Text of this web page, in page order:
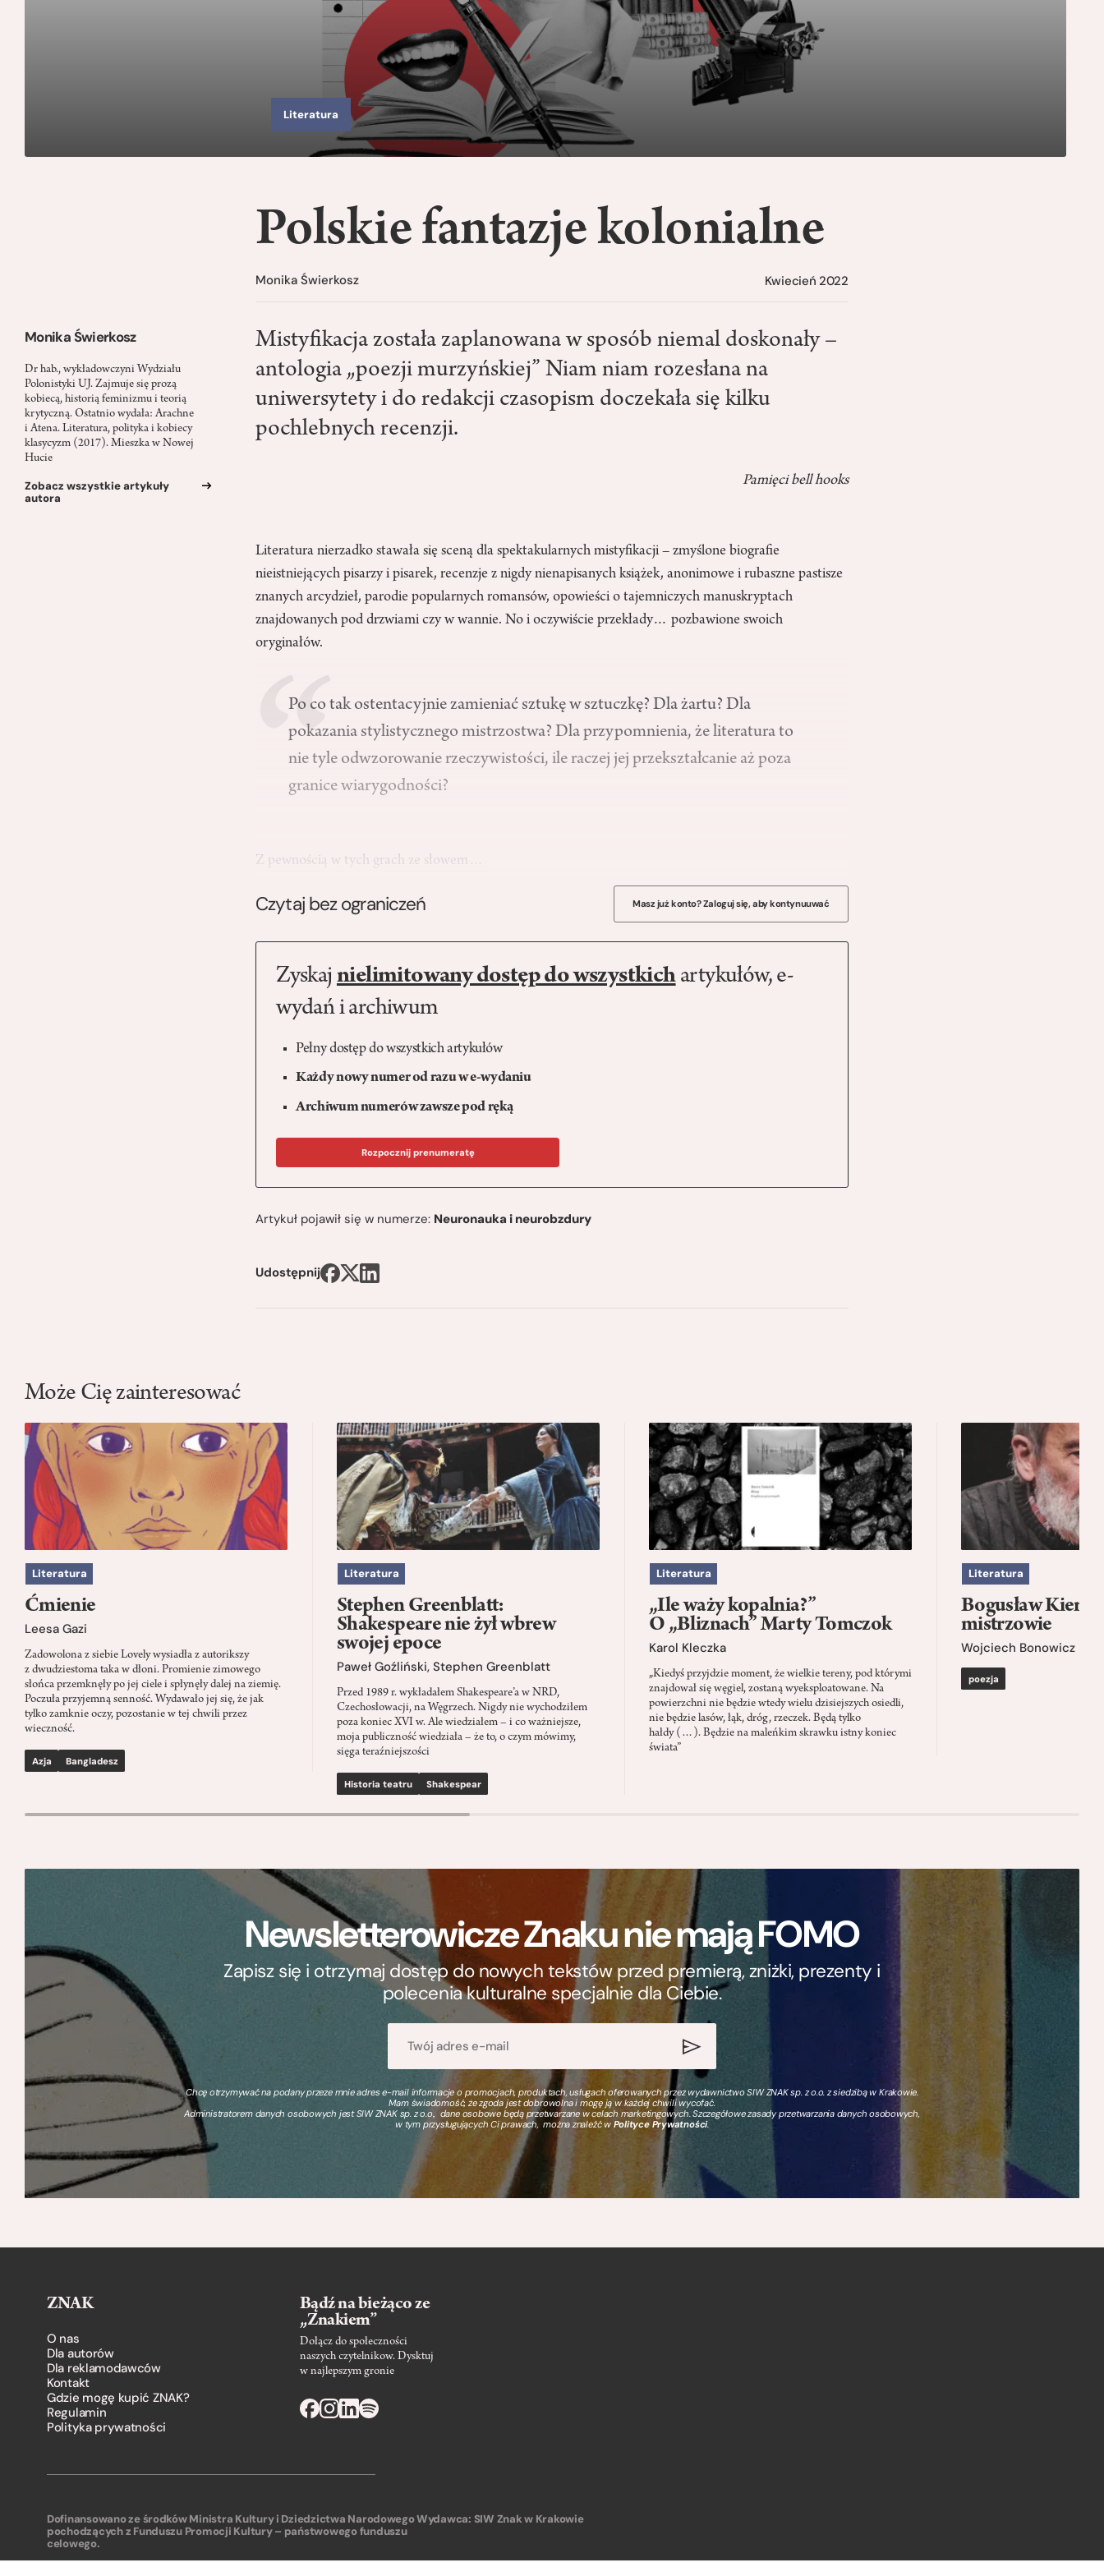
Literatura
Monika Świerkosz
Dr hab., wykładowczyni Wydziału
Polonistyki UJ. Zajmuje się prozą
kobiecą, historią feminizmu i teorią
krytyczną. Ostatnio wydała: Arachne
i Atena. Literatura, polityka i kobiecy
klasycyzm (2017). Mieszka w Nowej
Hucie
Zobacz wszystkie artykuły
autora
Polskie fantazje kolonialne
Monika Świerkosz Kwiecień 2022
Mistyfikacja została zaplanowana w sposób niemal doskonały –
antologia „poezji murzyńskiej” Niam niam rozesłana na
uniwersytety i do redakcji czasopism doczekała się kilku
pochlebnych recenzji.
Pamięci bell hooks
Literatura nierzadko stawała się sceną dla spektakularnych mistyfikacji – zmyślone biografie
nieistniejących pisarzy i pisarek, recenzje z nigdy nienapisanych książek, anonimowe i rubaszne pastisze
znanych arcydzieł, parodie popularnych romansów, opowieści o tajemniczych manuskryptach
znajdowanych pod drzwiami czy w wannie. No i oczywiście przekłady… pozbawione swoich
oryginałów.
Po co tak ostentacyjnie zamieniać sztukę w sztuczkę? Dla żartu? Dla
pokazania stylistycznego mistrzostwa? Dla przypomnienia, że literatura to
nie tyle odwzorowanie rzeczywistości, ile raczej jej przekształcanie aż poza
granice wiarygodności?
Z pewnością w tych grach ze słowem…
Czytaj bez ograniczeń Masz już konto? Zaloguj się, aby kontynuuwać
Zyskaj nielimitowany dostęp do wszystkichartykułów, e-
wydań i archiwum
Pełny dostęp do wszystkich artykułów
Każdy nowy numer od razu w e-wydaniu
Archiwum numerów zawsze pod ręką
Rozpocznij prenumeratę
Artykuł pojawił się w numerze: Neuronauka i neurobzdury
Udostępnij
Może Cię zainteresować
Literatura
Ćmienie
Leesa Gazi
Zadowolona z siebie Lovely wysiadła z autorikszy
z dwudziestoma taka w dłoni. Promienie zimowego
słońca przemknęły po jej ciele i spłynęły dalej na ziemię.
Poczuła przyjemną senność. Wydawało jej się, że jak
tylko zamknie oczy, pozostanie w tej chwili przez
wieczność.
Azja Bangladesz
Literatura
Stephen Greenblatt:
Shakespeare nie żył wbrew
swojej epoce
Paweł Goźliński, Stephen Greenblatt
Przed 1989 r. wykładałem Shakespeare’a w NRD,
Czechosłowacji, na Węgrzech. Nigdy nie wychodziłem
poza koniec XVI w. Ale wiedziałem – i co ważniejsze,
moja publiczność wiedziała – że to, o czym mówimy,
sięga teraźniejszości
Historia teatru Shakespear
Literatura
„Ile waży kopalnia?”
O „Bliznach” Marty Tomczok
Karol Kleczka
„Kiedyś przyjdzie moment, że wielkie tereny, pod którymi
znajdował się węgiel, zostaną wyeksploatowane. Na
powierzchni nie będzie wtedy wielu dzisiejszych osiedli,
nie będzie lasów, łąk, dróg, rzeczek. Będą tylko
hałdy (…). Będzie na maleńkim skrawku istny koniec
świata”
Literatura
Bogusław Kierc
mistrzowie
Wojciech Bonowicz
poezja
Newsletterowicze Znaku nie mają FOMO
Zapisz się i otrzymaj dostęp do nowych tekstów przed premierą, zniżki, prezenty i
polecenia kulturalne specjalnie dla Ciebie.
Chcę otrzymywać na podany przeze mnie adres e-mail informacje o promocjach, produktach, usługach oferowanych przez wydawnictwo SIW ZNAK sp. z o.o. z siedzibą w Krakowie.
Mam świadomość, że zgoda jest dobrowolna i mogę ją w każdej chwili wycofać.
Administratorem danych osobowych jest SIW ZNAK sp. z o.o., dane osobowe będą przetwarzane w celach marketingowych. Szczegółowe zasady przetwarzania danych osobowych,
w tym przysługujących Ci prawach, można znaleźć wPolityce Prywatności.
ZNAK
O nas
Dla autorów
Dla reklamodawców
Kontakt
Gdzie mogę kupić ZNAK?
Regulamin
Polityka prywatności
Bądź na bieżąco ze
„Znakiem”
Dołącz do społeczności
naszych czytelnikow. Dysktuj
w najlepszym gronie
Dofinansowano ze środków Ministra Kultury i Dziedzictwa Narodowego
pochodzących z Funduszu Promocji Kultury – państwowego funduszu
celowego.
Wydawca: SIW Znak w Krakowie